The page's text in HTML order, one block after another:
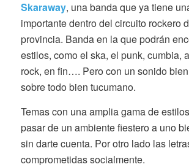
Skaraway, una banda que ya tiene
importante dentro del circuito rockero
provincia. Banda en la que podrán
estilos, como el ska, el punk, cumbia,
rock, en fin…. Pero con un sonido
sobre todo bien tucumano.
Temas con una amplia gama de
pasar de un ambiente fiestero a uno
sin darte cuenta. Por otro lado las
comprometidas socialmente.